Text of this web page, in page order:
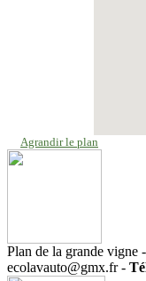
Agrandir le plan
Plan de la grande vigne
ecolavauto@gmx.fr -